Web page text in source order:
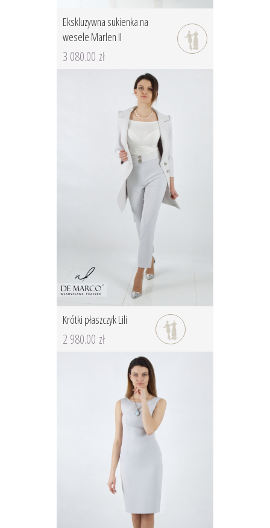
Ekskluzywna sukienka na
wesele Marlen II
3 080.00 zł
Krótki płaszczyk Lili
2 980.00 zł